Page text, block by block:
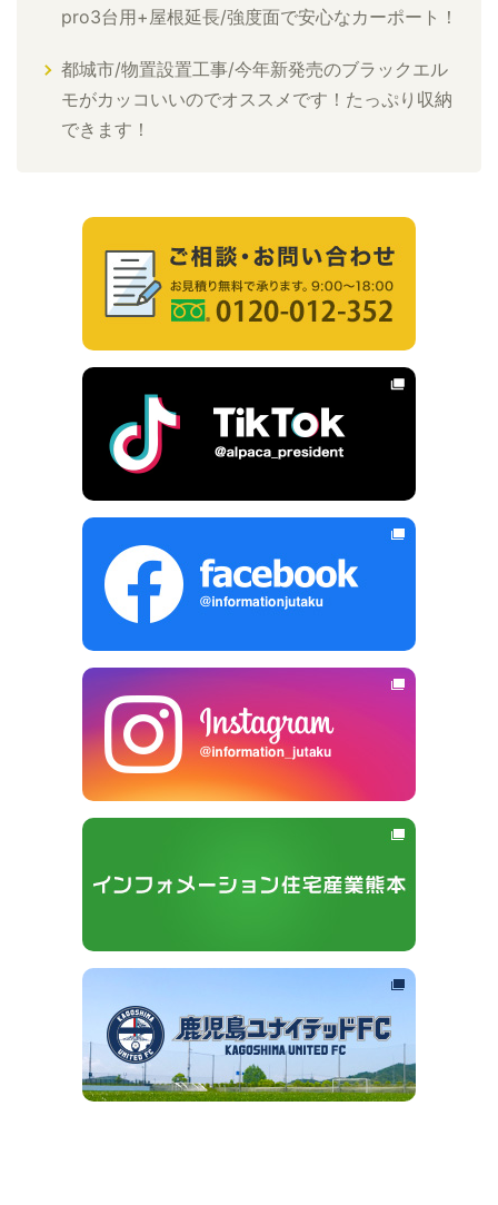
pro3台用+屋根延長/強度面で安心なカーポート！
都城市/物置設置工事/今年新発売のブラックエル
モがカッコいいのでオススメです！たっぷり収納
できます！